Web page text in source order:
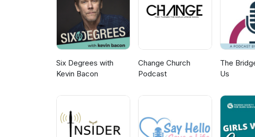
Six Degrees with
Kevin Bacon
Change Church
Podcast
The
Us